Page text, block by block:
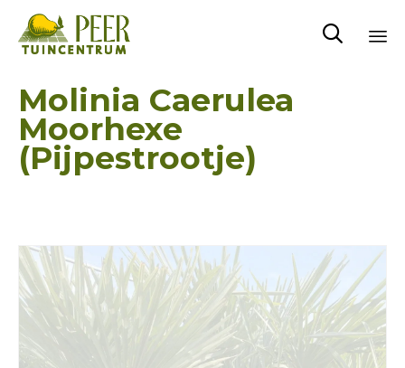

Molinia Caerulea
Moorhexe
(Pijpestrootje)